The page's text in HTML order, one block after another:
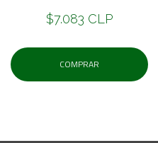
$7.083 CLP
COMPRAR